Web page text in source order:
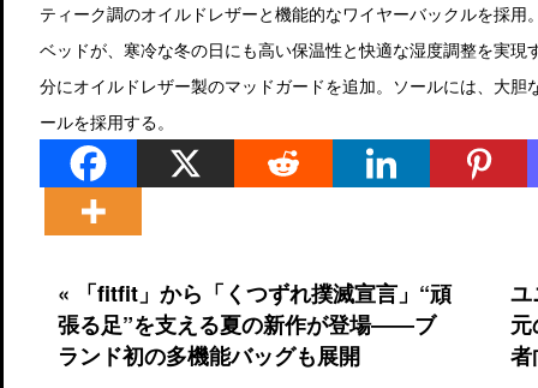
ティーク調のオイルドレザーと機能的なワイヤーバックルを採
ベッドが、寒冷な冬の日にも高い保温性と快適な湿度調整を実
分にオイルドレザー製のマッドガードを追加。ソールには、大
ールを採用する。
« 「fitfit」から「くつずれ撲滅宣言」“頑
張る足”を支える夏の新作が登場――ブ
ランド初の多機能バッグも展開